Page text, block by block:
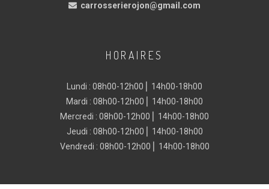
carrosserierojon@gmail.com
HORAIRES
Lundi : 08h00-12h00 ⎜ 14h00-18h00
Mardi : 08h00-12h00 ⎜ 14h00-18h00
Mercredi : 08h00-12h00 ⎜ 14h00-18h00
Jeudi : 08h00-12h00 ⎜ 14h00-18h00
Vendredi : 08h00-12h00 ⎜ 14h00-18h00